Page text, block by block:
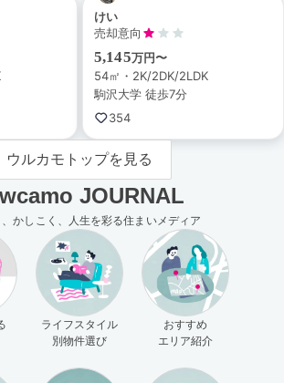
けい
売却意向
5,145万円〜
54㎡・2K/2DK/2LDK
駒沢大学 徒歩7分
354
ウルカモトップを見る
JOURNAL
、かしこく、人生を彩る住まいメディア
ライフスタイル
別物件選び
おすすめ
エリア紹介